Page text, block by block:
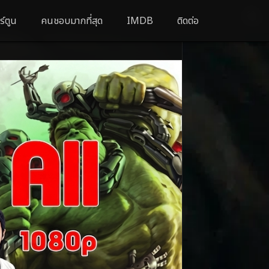
ตูน คนชอบมากที่สุด IMDB ติดต่อ